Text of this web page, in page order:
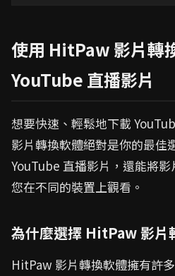
使用 HitPaw 影片轉
YouTube 直播影片
想要快速、輕鬆地下載
影片轉換軟體絕對是你的最佳
YouTube 直播影片，還能將
您在不同的裝置上觀看。
為什麼選擇 HitPaw 影片
HitPaw 影片轉換軟體擁有許